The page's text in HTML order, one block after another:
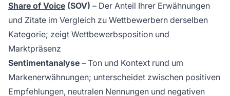
Share of Voice (SOV) – Der Anteil Ihrer Erwähnungen
und Zitate im Vergleich zu Wettbewerbern derselben
Kategorie; zeigt Wettbewerbsposition und
Marktpräsenz
Sentimentanalyse – Ton und Kontext rund um
Markenerwähnungen; unterscheidet zwischen positiven
Empfehlungen, neutralen Nennungen und negativen